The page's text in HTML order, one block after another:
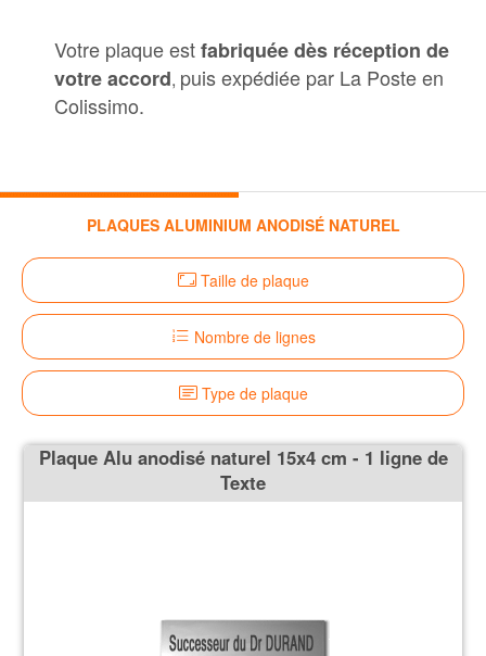
Votre plaque estfabriquée dès réception de
votre accord, puis expédiée par La Poste en
Colissimo.
PLAQUES ALUMINIUM ANODISÉ NATUREL
Taille de plaque
Nombre de lignes
Type de plaque
Plaque Alu anodisé naturel 15x4 cm - 1 ligne de
Texte